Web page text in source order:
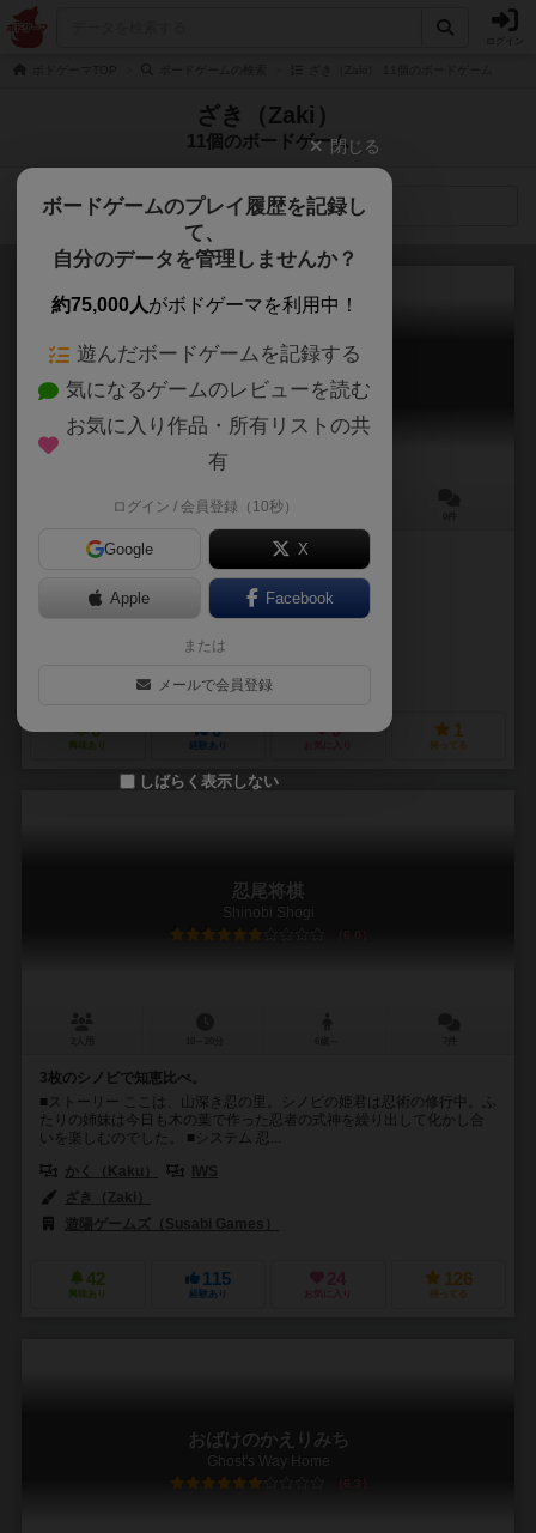
ざき（Zaki）
11個のボードゲーム
検索メニュー
ヤエザキ
Yea-Zaki
5～10分
作品説明文の編集者を募集中
符亀 (Hugame)
黒子洋瓦 a.k.a. crocotile
符亀 (Hugame)
0
興味あり
0
経験あり
0 1
持ってる
忍尾将棋
Shinobi Shogi
6.0
3枚のシノビで知恵比べ。
■ストーリー ここは、山深き忍の里。シノビの姫君は忍術の修行中。ふ
たりの姉妹は今日も木の葉で作った忍者の式神を繰り出して化かし合
いを楽しむのでした。 ■システム 忍...
かく（Kaku）
IWS
ざき（Zaki）
遊陽ゲームズ（Susabi Games）
42
興味あり
115
経験あり
24
お気に入り
126
持ってる
おばけのかえりみち
Ghost's Way Home
6.3
閉じる
ボードゲームのプレイ履歴を記録し
て、
自分のデータを管理しませんか？
約75,000人がボドゲーマを利用中！
遊んだボードゲームを記録する
気になるゲームのレビューを読む
お気に入り作品・所有リストの共
有
ログイン / 会員登録（10秒）
Google X
Apple Facebook
または
メールで会員登録
しばらく表示しない